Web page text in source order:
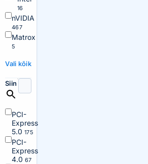
16
nVIDIA
467
Matrox
5
Vali kõik
Siin
PCI-
Express
5.0 175
PCI-
Express
4.0 67